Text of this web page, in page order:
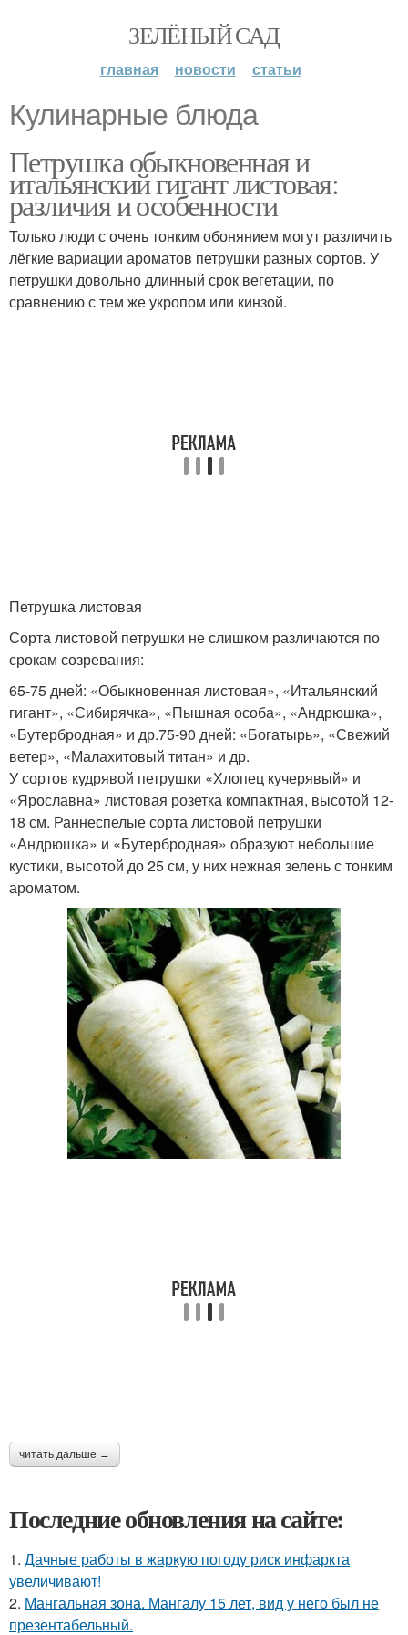
ЗЕЛЁНЫЙ САД
главная новости статьи
Кулинарные блюда
Петрушка обыкновенная и
итальянский гигант листовая:
различия и особенности
Только люди с очень тонким обонянием могут различить
лёгкие вариации ароматов петрушки разных сортов. У
петрушки довольно длинный срок вегетации, по
сравнению с тем же укропом или кинзой.
Петрушка листовая
Сорта листовой петрушки не слишком различаются по
срокам созревания:
65-75 дней: «Обыкновенная листовая», «Итальянский
гигант», «Сибирячка», «Пышная особа», «Андрюшка»,
«Бутербродная» и др.75-90 дней: «Богатырь», «Свежий
ветер», «Малахитовый титан» и др.
У сортов кудрявой петрушки «Хлопец кучерявый» и
«Ярославна» листовая розетка компактная, высотой 12-
18 см. Раннеспелые сорта листовой петрушки
«Андрюшка» и «Бутербродная» образуют небольшие
кустики, высотой до 25 см, у них нежная зелень с тонким
ароматом.
читать дальше →
Последние обновления на сайте:
1. Дачные работы в жаркую погоду риск инфаркта
увеличивают!
2. Мангальная зона. Мангалу 15 лет, вид у него был не
презентабельный.